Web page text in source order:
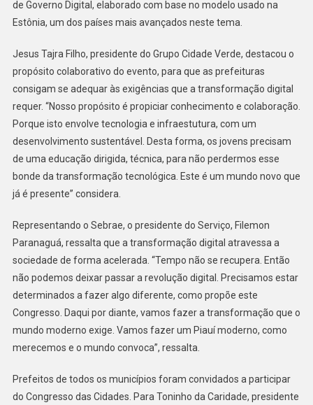
de Governo Digital, elaborado com base no modelo usado na
Estônia, um dos países mais avançados neste tema.
Jesus Tajra Filho, presidente do Grupo Cidade Verde, destacou o
propósito colaborativo do evento, para que as prefeituras
consigam se adequar às exigências que a transformação digital
requer. “Nosso propósito é propiciar conhecimento e colaboração.
Porque isto envolve tecnologia e infraestutura, com um
desenvolvimento sustentável. Desta forma, os jovens precisam
de uma educação dirigida, técnica, para não perdermos esse
bonde da transformação tecnológica. Este é um mundo novo que
já é presente” considera.
Representando o Sebrae, o presidente do Serviço, Filemon
Paranaguá, ressalta que a transformação digital atravessa a
sociedade de forma acelerada. “Tempo não se recupera. Então
não podemos deixar passar a revolução digital. Precisamos estar
determinados a fazer algo diferente, como propõe este
Congresso. Daqui por diante, vamos fazer a transformação que o
mundo moderno exige. Vamos fazer um Piauí moderno, como
merecemos e o mundo convoca”, ressalta.
Prefeitos de todos os municípios foram convidados a participar
do Congresso das Cidades. Para Toninho da Caridade, presidente